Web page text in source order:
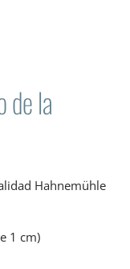
de la
Hahnemühle
1 cm)